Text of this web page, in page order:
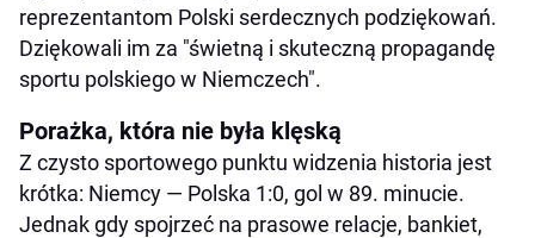
reprezentantom Polski serdecznych podziękowań.
Dziękowali im za "świetną i skuteczną propagandę
sportu polskiego w Niemczech".
Porażka, która nie była klęską
Z czysto sportowego punktu widzenia historia jest
krótka: Niemcy — Polska 1:0, gol w 89. minucie.
Jednak gdy spojrzeć na prasowe relacje, bankiet,